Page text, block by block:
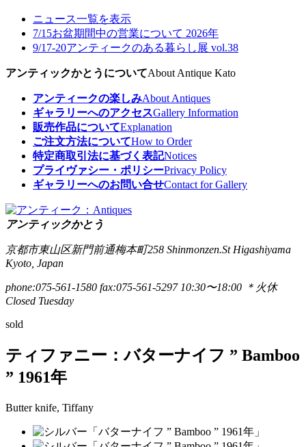
ニュース一覧を表示
7/15お盆期間中の営業について 2026年
9/17-20アンティークのある暮らし展 vol.38
アンティックかとうについてAbout Antique Kato
アンティークの楽しみAbout Antiques
ギャラリーへのアクセスGallery Information
販売作品についてExplanation
ご注文方法についてHow to Order
特定商取引法に基づく表記Notices
プライヴァシー・ポリシーPrivacy Policy
ギャラリーへのお問い合せContact for Gallery
アンティックかとう
京都市東山区新門前通梅本町258 Shinmonzen.St Higashiyama
Kyoto, Japan
phone:075-561-1580 fax:075-561-5297 10:30〜18:00 ＊火休
Closed Tuesday
sold
ティファニー：バターナイフ ” Bamboo
” 1961年
Butter knife, Tiffany